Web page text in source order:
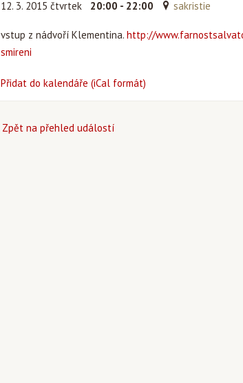
12. 3. 2015 čtvrtek 20:00 - 22:00 sakristie
vstup z nádvoří Klementina. http://
smireni
Přidat do kalendáře (iCal formát)
Zpět na přehled událostí